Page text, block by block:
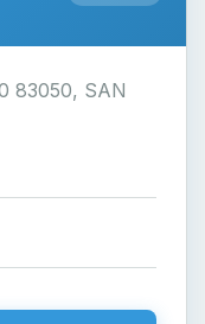
83050, SAN